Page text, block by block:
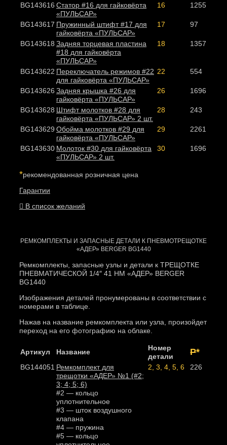
BG143616 Статор #16 для гайковёрта
«ПУЛЬСАР»
16 1255
BG143617 Пружинный штифт #17 для
гайковёрта «ПУЛЬСАР»
17 97
BG143618 Задняя торцевая пластина
#18 для гайковёрта
«ПУЛЬСАР»
18 1357
BG143622 Переключатель режимов #22
для гайковёрта «ПУЛЬСАР»
22 554
BG143626 Задняя крышка #26 для
гайковёрта «ПУЛЬСАР»
26 1696
BG143628 Штифт молотков #28 для
гайковёрта «ПУЛЬСАР» 2 шт.
28 243
BG143629 Обойма молотков #29 для
гайковёрта «ПУЛЬСАР»
29 2261
BG143630 Молоток #30 для гайковёрта
«ПУЛЬСАР» 2 шт.
30 1696
*рекомендованная розничная цена
Гарантии
В список желаний
РЕМКОМПЛЕКТЫ И ЗАПАСНЫЕ ДЕТАЛИ К ПНЕВМОТРЕЩОТКЕ
«АДЕР» BERGER BG1440
Ремкомплекты, запасные узлы и детали к ТРЕЩОТКЕ
ПНЕВМАТИЧЕСКОЙ 1/4″ 41 НМ «АДЕР» BERGER
BG1440
Изображения деталей пронумерованы в соответствии с
номерами в таблице.
Нажав на название ремкомплекта или узла, произойдет
переход на его фотографию на облаке.
Артикул Название
Номер
детали
Р*
BG144051 Ремкомплект для
трещотки «АДЕР» №1 (#2;
3; 4; 5; 6)
#2 — кольцо
уплотнительное
#3 — шток воздушного
клапана
#4 — пружина
#5 — кольцо
2, 3, 4, 5, 6 226